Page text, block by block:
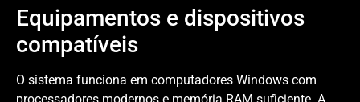
Equipamentos e dispositivos
compatíveis
O sistema funciona em computadores Windows com